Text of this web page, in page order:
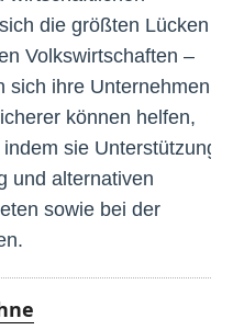
die größten Lücken
Volkswirtschaften –
sich ihre Unternehmen
können helfen,
sie Unterstützung
und alternativen
sowie bei der